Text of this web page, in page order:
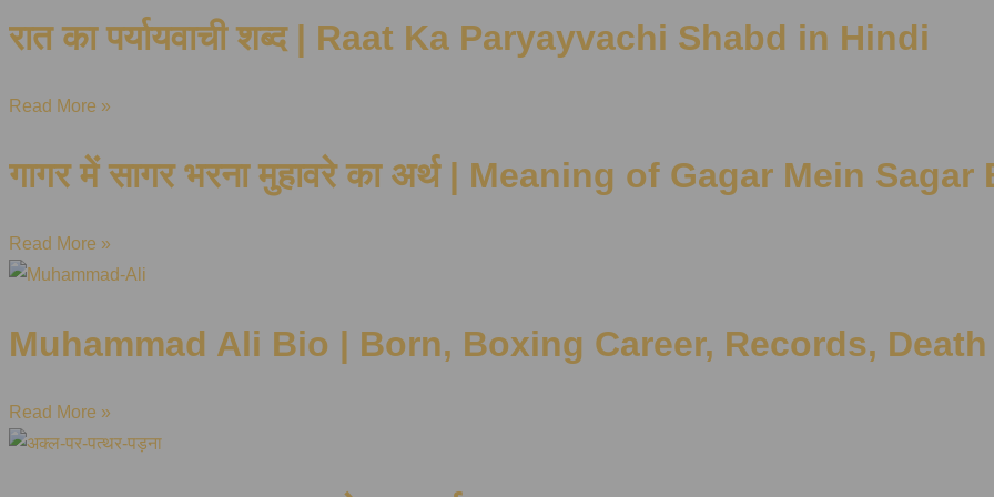
रात का पर्यायवाची शब्द | Raat Ka Paryayvachi Shabd in Hindi
Read More »
गागर में सागर भरना मुहावरे का अर्थ | Meaning of Gagar Mein
Read More »
Muhammad Ali Bio | Born, Boxing Career, Records, Death
Read More »